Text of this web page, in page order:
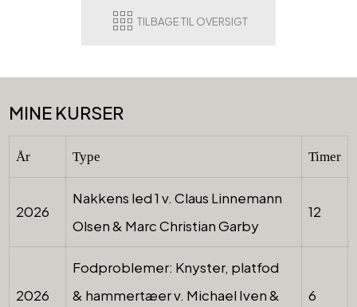
TILBAGE TIL OVERSIGT
MINE KURSER
År Type Timer
2026
Nakkens led 1 v. Claus Linnemann
Olsen & Marc Christian Garby
12
2026
Fodproblemer: Knyster, platfod
& hammertæer v. Michael Iven &
6